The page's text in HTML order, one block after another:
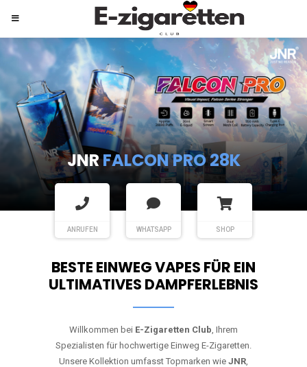
JNRSHISHA HOOKAH MAX
ANRUFEN WHATSAPP SHOP
BESTE EINWEG VAPES FÜR EIN
ULTIMATIVES DAMPFERLEBNIS
Willkommen bei E-Zigaretten Club, Ihrem
Spezialisten für hochwertige Einweg E-Zigaretten.
Unsere Kollektion umfasst Topmarken wie JNR,